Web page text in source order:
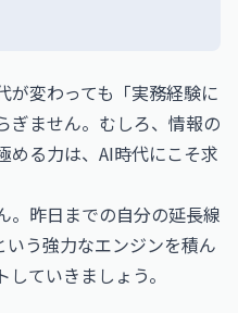
が変わっても「実務経験に
ぎません。むしろ、情報の
める力は、AI時代にこそ求
。昨日までの自分の延長線
う強力なエンジンを積ん
ていきましょう。